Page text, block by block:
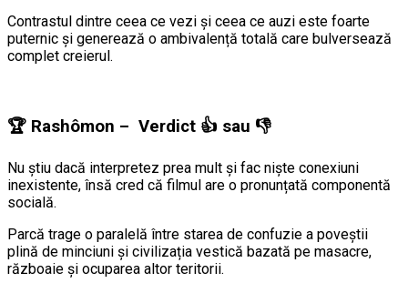
Contrastul dintre ceea ce vezi și ceea ce auzi este foarte
puternic și generează o ambivalență totală care bulversează
complet creierul.
🏆 Rashômon – Verdict 👍 sau 👎
Nu știu dacă interpretez prea mult și fac niște conexiuni
inexistente, însă cred că filmul are o pronunțată componentă
socială.
Parcă trage o paralelă între starea de confuzie a poveștii
plină de minciuni și civilizația vestică bazată pe masacre,
războaie și ocuparea altor teritorii.